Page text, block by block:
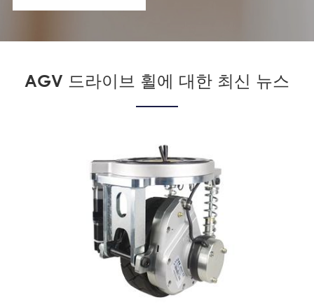
AGV 드라이브 휠에 대한 최신 뉴스